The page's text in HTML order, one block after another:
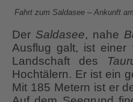
Fahrt zum Saldasee – Ankunft
Der Saldasee, nahe
Ausflug galt, ist
Landschaft des
Hochtälern. Er ist ein
Mit 185 Metern ist er